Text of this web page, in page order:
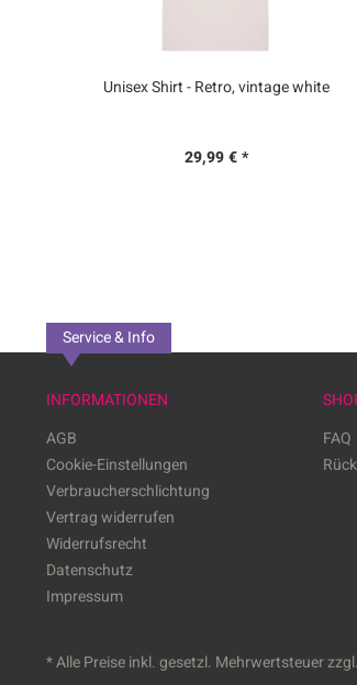
Unisex Shirt - Retro, vintage white
29,99 € *
Service & Info
INFORMATIONEN
AGB
Cookie-Einstellungen
Verbraucherschlichtung
Vertrag widerrufen
Widerrufsrecht
Datenschutz
Impressum
FAQ
* Alle Preise inkl. gesetzl. Mehrwertsteuer zzgl.